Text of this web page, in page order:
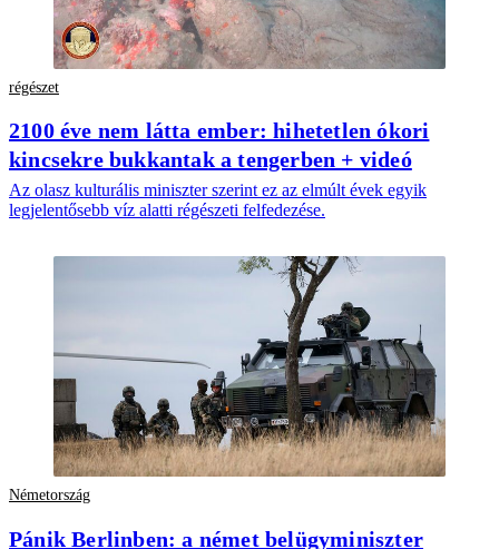
régészet
2100 éve nem látta ember: hihetetlen ókori
kincsekre bukkantak a tengerben + videó
Az olasz kulturális miniszter szerint ez az elmúlt évek egyik
legjelentősebb víz alatti régészeti felfedezése.
Németország
Pánik Berlinben: a német belügyminiszter